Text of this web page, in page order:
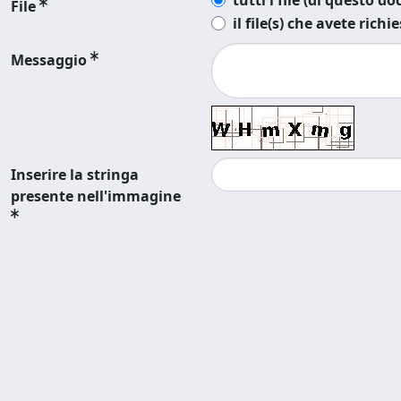
File
il file(s) che avete
Messaggio
Inserire la stringa
presente nell'immagine